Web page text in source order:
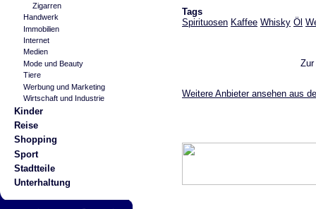
Zigarren
Handwerk
Immobilien
Internet
Medien
Mode und Beauty
Tiere
Werbung und Marketing
Wirtschaft und Industrie
Kinder
Reise
Shopping
Sport
Stadtteile
Unterhaltung
Tags
Spirituosen Kaffee Whisky Öl
Weitere Anbieter ansehen aus